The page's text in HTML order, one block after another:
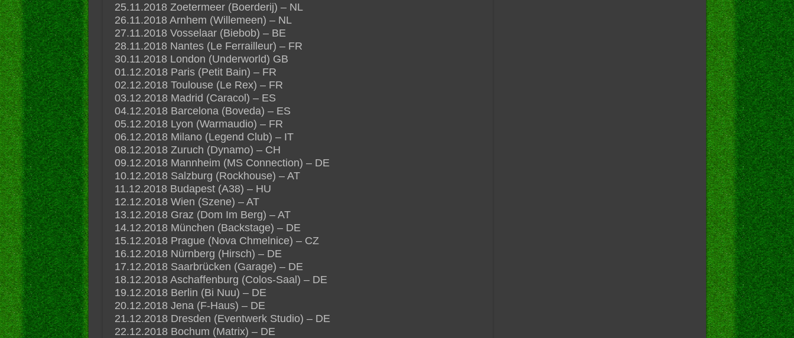
25.11.2018 Zoetermeer (Boerderij) – NL
26.11.2018 Arnhem (Willemeen) – NL
27.11.2018 Vosselaar (Biebob) – BE
28.11.2018 Nantes (Le Ferrailleur) – FR
30.11.2018 London (Underworld) GB
01.12.2018 Paris (Petit Bain) – FR
02.12.2018 Toulouse (Le Rex) – FR
03.12.2018 Madrid (Caracol) – ES
04.12.2018 Barcelona (Boveda) – ES
05.12.2018 Lyon (Warmaudio) – FR
06.12.2018 Milano (Legend Club) – IT
08.12.2018 Zuruch (Dynamo) – CH
09.12.2018 Mannheim (MS Connection) – DE
10.12.2018 Salzburg (Rockhouse) – AT
11.12.2018 Budapest (A38) – HU
12.12.2018 Wien (Szene) – AT
13.12.2018 Graz (Dom Im Berg) – AT
14.12.2018 München (Backstage) – DE
15.12.2018 Prague (Nova Chmelnice) – CZ
16.12.2018 Nürnberg (Hirsch) – DE
17.12.2018 Saarbrücken (Garage) – DE
18.12.2018 Aschaffenburg (Colos-Saal) – DE
19.12.2018 Berlin (Bi Nuu) – DE
20.12.2018 Jena (F-Haus) – DE
21.12.2018 Dresden (Eventwerk Studio) – DE
22.12.2018 Bochum (Matrix) – DE